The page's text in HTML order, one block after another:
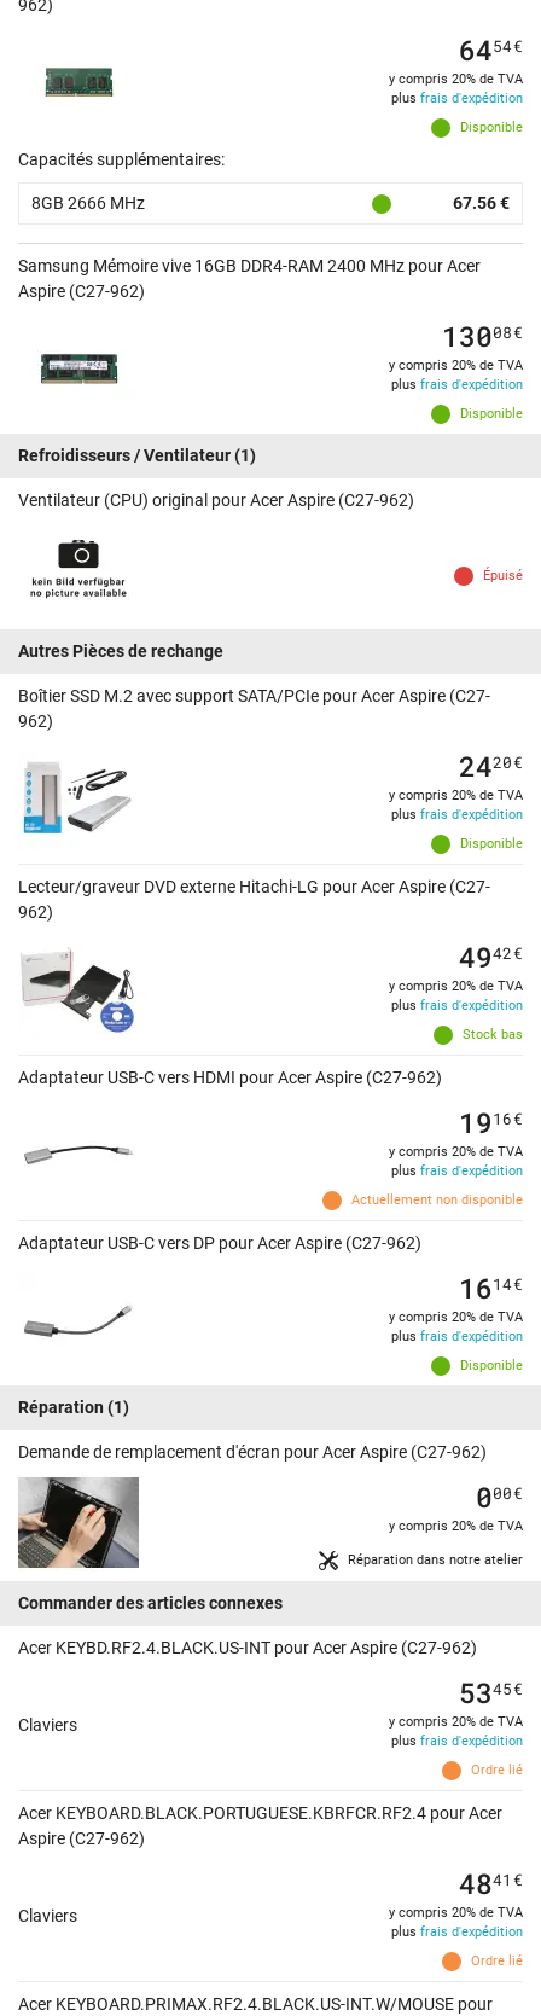
962)
Disponible
6454€
y compris 20% de TVA
plus frais d'expédition
Capacités supplémentaires:
8GB 2666 MHz 67.56 €
Samsung Mémoire vive 16GB DDR4-RAM 2400 MHz pour Acer
Aspire (C27-962)
Disponible
13008€
y compris 20% de TVA
plus frais d'expédition
Refroidisseurs / Ventilateur(1)
Ventilateur (CPU) original pour Acer Aspire (C27-962)
Épuisé
Autres Pièces de rechange
Boîtier SSD M.2 avec support SATA/PCIe pour Acer Aspire (C27-
962)
Disponible
2420€
y compris 20% de TVA
plus frais d'expédition
Lecteur/graveur DVD externe Hitachi-LG pour Acer Aspire (C27-
962)
Stock bas
4942€
y compris 20% de TVA
plus frais d'expédition
Adaptateur USB-C vers HDMI pour Acer Aspire (C27-962)
Actuellement non disponible
1916€
y compris 20% de TVA
plus frais d'expédition
Adaptateur USB-C vers DP pour Acer Aspire (C27-962)
Disponible
1614€
y compris 20% de TVA
plus frais d'expédition
Réparation (1)
Demande de remplacement d'écran pour Acer Aspire (C27-962)
Réparation dans notre atelier
000€
y compris 20% de TVA
Commander des articles connexes
Acer KEYBD.RF2.4.BLACK.US-INT pour Acer Aspire (C27-962)
Claviers
Ordre lié
5345€
y compris 20% de TVA
plus frais d'expédition
Acer KEYBOARD.BLACK.PORTUGUESE.KBRFCR.RF2.4 pour Acer
Aspire (C27-962)
Claviers
Ordre lié
4841 €
y compris 20% de TVA
plus frais d'expédition
Acer KEYBOARD.PRIMAX.RF2.4.BLACK.US-INT.W/MOUSE pour